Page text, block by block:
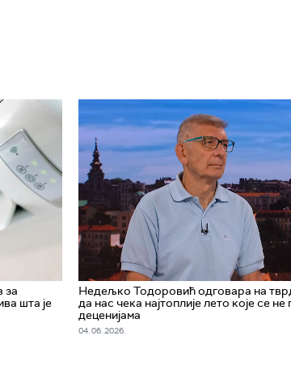
за
шта је
Недељко Тодоровић одговара на
да нас чека најтоплије лето које се не
деценијама
04. 06. 2026.